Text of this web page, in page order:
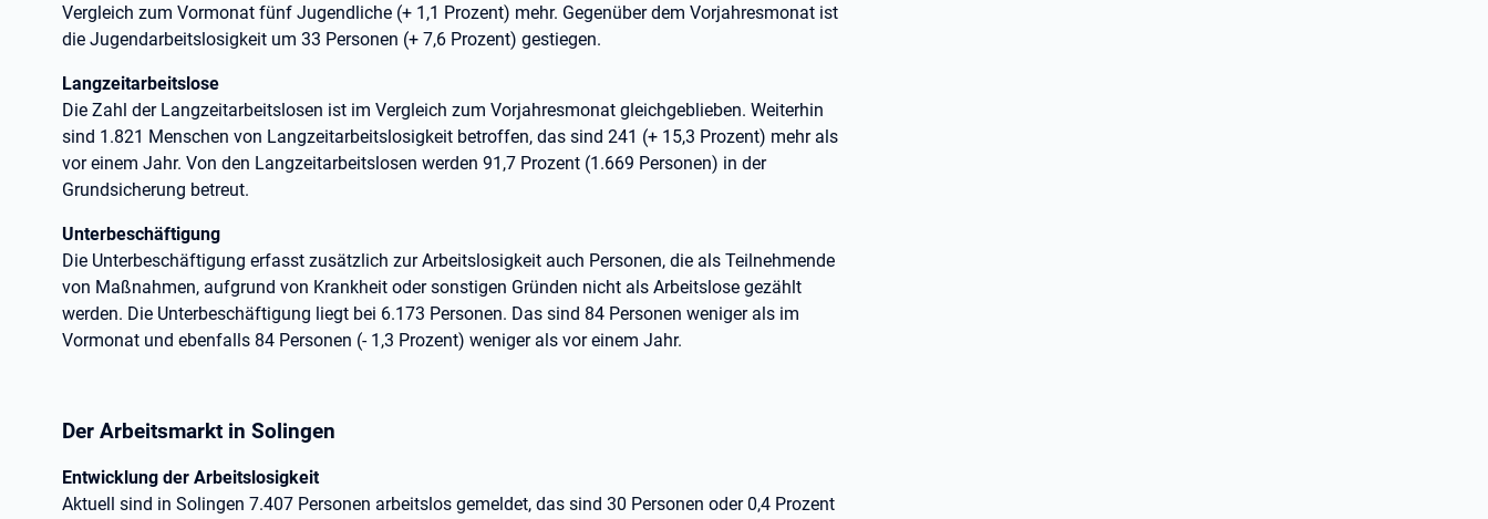
Vergleich zum Vormonat fünf Jugendliche (+ 1,1 Prozent) mehr. Gegenüber dem Vorjahresmonat ist
die Jugendarbeitslosigkeit um 33 Personen (+ 7,6 Prozent) gestiegen.
Langzeitarbeitslose
Die Zahl der Langzeitarbeitslosen ist im Vergleich zum Vorjahresmonat gleichgeblieben. Weiterhin
sind 1.821 Menschen von Langzeitarbeitslosigkeit betroffen, das sind 241 (+ 15,3 Prozent) mehr als
vor einem Jahr. Von den Langzeitarbeitslosen werden 91,7 Prozent (1.669 Personen) in der
Grundsicherung betreut.
Unterbeschäftigung
Die Unterbeschäftigung erfasst zusätzlich zur Arbeitslosigkeit auch Personen, die als Teilnehmende
von Maßnahmen, aufgrund von Krankheit oder sonstigen Gründen nicht als Arbeitslose gezählt
werden. Die Unterbeschäftigung liegt bei 6.173 Personen. Das sind 84 Personen weniger als im
Vormonat und ebenfalls 84 Personen (- 1,3 Prozent) weniger als vor einem Jahr.
Der Arbeitsmarkt in Solingen
Entwicklung der Arbeitslosigkeit
Aktuell sind in Solingen 7.407 Personen arbeitslos gemeldet, das sind 30 Personen oder 0,4 Prozent